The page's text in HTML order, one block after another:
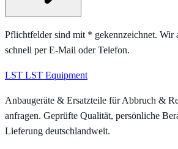
Pflichtfelder sind mit * gekennzeichnet. Wir
schnell per E-Mail oder Telefon.
LST LST Equipment
Anbaugeräte & Ersatzteile für Abbruch &
anfragen. Geprüfte Qualität, persönliche
Lieferung deutschlandweit.